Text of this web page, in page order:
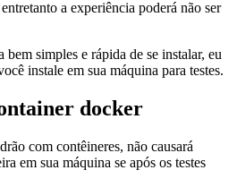
entretanto a experiência poderá não ser
bem simples e rápida de se instalar, eu
instale em sua máquina para testes.
docker
com contêineres, não causará
em sua máquina se após os testes